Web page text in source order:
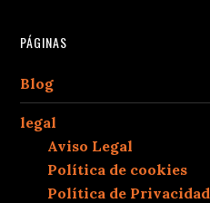
PÁGINAS
Blog
legal
Aviso Legal
Política de cookies
Política de Privacidad